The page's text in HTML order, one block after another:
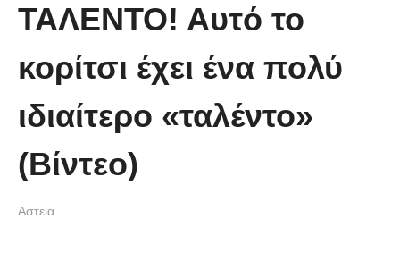
Απολαυστικοί Μέριλ Στριπ και Τομ
άλλον
ΤΑΛΕΝΤΟ! Αυτό το
κορίτσι έχει ένα πολύ
ιδιαίτερο «ταλέντο»
(Βίντεο)
Αστεία